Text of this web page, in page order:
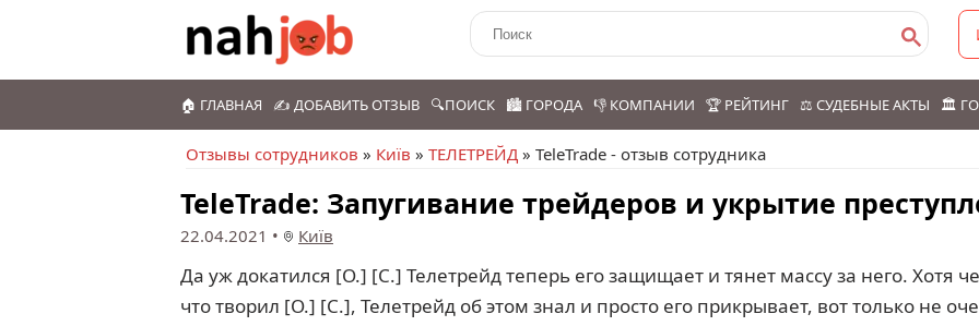
🏠 ГЛАВНАЯ ✍️ ДОБАВИТЬ ОТЗЫВ 🔍ПОИСК 🏙️ ГОРОДА 👎 КОМПАНИИ 🏆 РЕЙТИНГ ⚖️ СУДЕБНЫЕ АКТЫ 🏛️
Отзывы сотрудников » Київ » ТЕЛЕТРЕЙД » TeleTrade - отзыв сотрудника
TeleTrade: Запугивание трейдеров и укрытие
22.04.2021 • Київ
Да уж докатился [О.] [С.] Телетрейд теперь его защищает и тянет массу за него. Хотя
что творил [О.] [С.], Телетрейд об этом знал и просто его прикрывает, вот только не